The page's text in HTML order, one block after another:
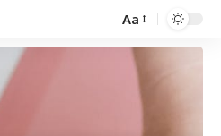
Font
Resizer
Aa